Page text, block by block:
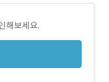
해보세요.